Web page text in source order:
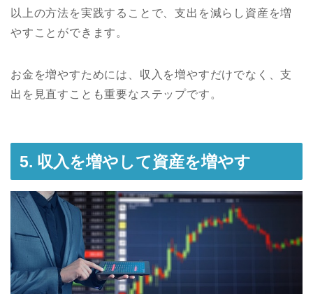
以上の方法を実践することで、支出を減らし資産を増
やすことができます。
お金を増やすためには、収入を増やすだけでなく、支
出を見直すことも重要なステップです。
5. 収入を増やして資産を増やす